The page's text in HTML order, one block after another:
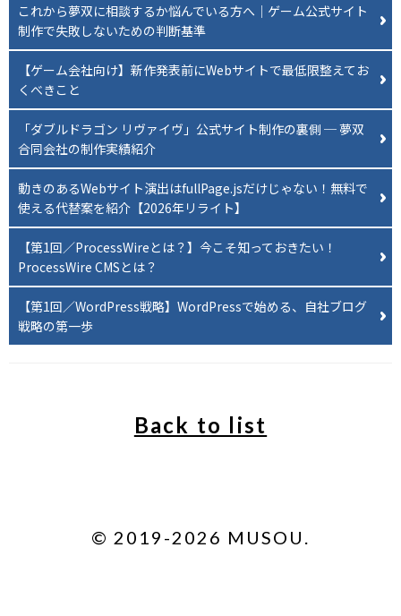
これから夢双に相談するか悩んでいる方へ｜ゲーム公式サイト
制作で失敗しないための判断基準
【ゲーム会社向け】新作発表前にWebサイトで最低限整えてお
くべきこと
「ダブルドラゴン リヴァイヴ」公式サイト制作の裏側 ─ 夢双
合同会社の制作実績紹介
動きのあるWebサイト演出はfullPage.jsだけじゃない！無料で
使える代替案を紹介【2026年リライト】
【第1回／ProcessWireとは？】今こそ知っておきたい！
ProcessWire CMSとは？
【第1回／WordPress戦略】WordPressで始める、自社ブログ
戦略の第一歩
Back to list
© 2019-2026 MUSOU.